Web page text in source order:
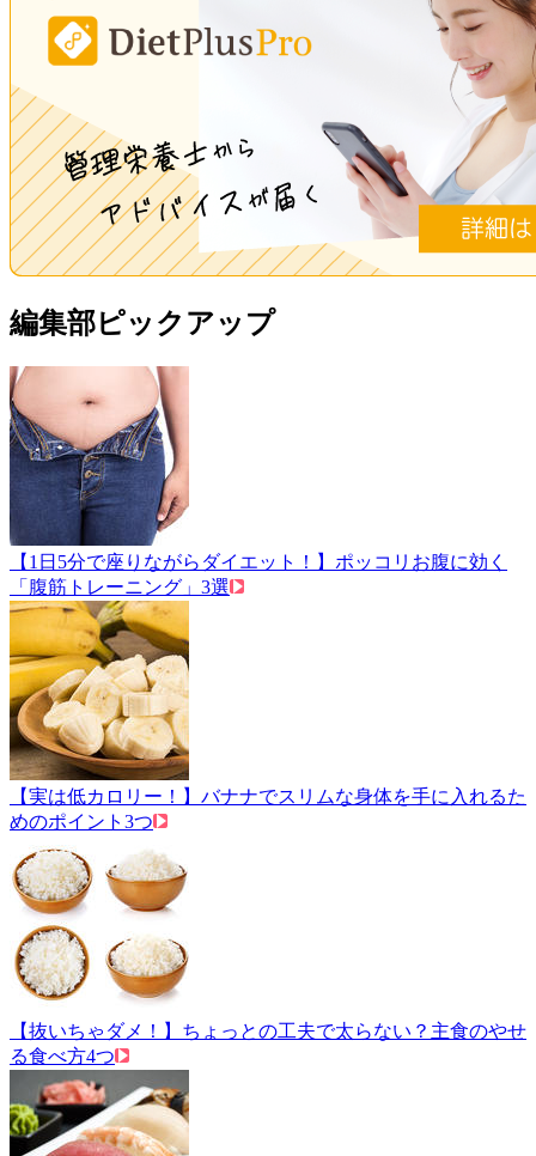
編集部ピックアップ
【1日5分で座りながらダイエット！】ポッコリお腹に効く
「腹筋トレーニング」3選
【実は低カロリー！】バナナでスリムな身体を手に入れるた
めのポイント3つ
【抜いちゃダメ！】ちょっとの工夫で太らない？主食のやせ
る食べ方4つ